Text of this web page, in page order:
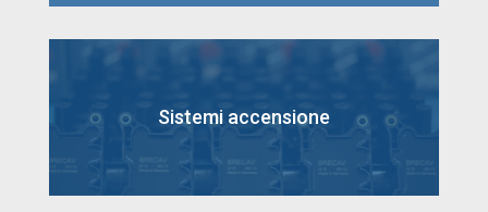
Sistemi accensione